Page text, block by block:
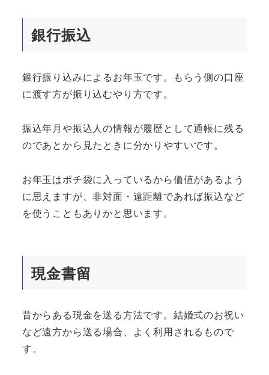
銀行振込
銀行振り込みによるお年玉です。もらう側の口座
に渡す方が振り込むやり方です。
振込年月や振込人の情報が履歴として通帳に残る
のであとから見たときに分かりやすいです。
お年玉はポチ袋に入っているから価値があるよう
に思えますが、非対面・遠距離であれば振込など
を使うこともありかと思います。
現金書留
昔からある現金を送る方法です。結婚式のお祝い
など遠方から送る場合、よく利用されるもので
す。